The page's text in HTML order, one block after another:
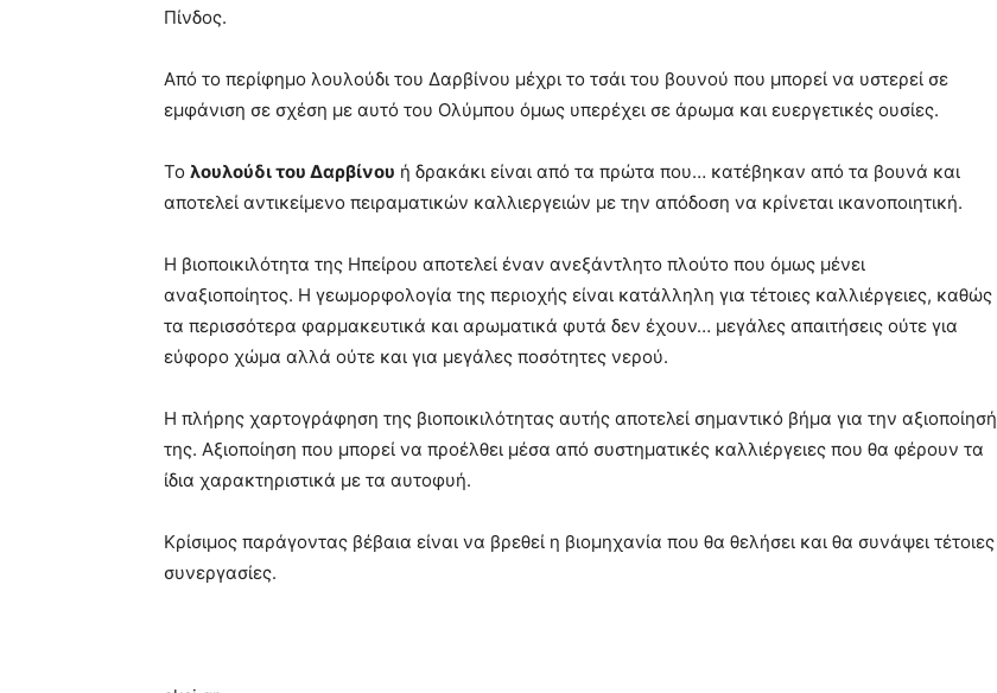
Πίνδος.
Από το περίφημο λουλούδι του Δαρβίνου μέχρι το τσάι του βουνού που μπορεί να υστερεί σε
εμφάνιση σε σχέση με αυτό του Ολύμπου όμως υπερέχει σε άρωμα και ευεργετικές ουσίες.
Το λουλούδι του Δαρβίνου ή δρακάκι είναι από τα πρώτα που… κατέβηκαν από τα βουνά και
αποτελεί αντικείμενο πειραματικών καλλιεργειών με την απόδοση να κρίνεται ικανοποιητική.
Η βιοποικιλότητα της Ηπείρου αποτελεί έναν ανεξάντλητο πλούτο που όμως μένει
αναξιοποίητος. Η γεωμορφολογία της περιοχής είναι κατάλληλη για τέτοιες καλλιέργειες, καθώς
τα περισσότερα φαρμακευτικά και αρωματικά φυτά δεν έχουν… μεγάλες απαιτήσεις ούτε για
εύφορο χώμα αλλά ούτε και για μεγάλες ποσότητες νερού.
Η πλήρης χαρτογράφηση της βιοποικιλότητας αυτής αποτελεί σημαντικό βήμα για την αξιοποίησή
της. Αξιοποίηση που μπορεί να προέλθει μέσα από συστηματικές καλλιέργειες που θα φέρουν τα
ίδια χαρακτηριστικά με τα αυτοφυή.
Κρίσιμος παράγοντας βέβαια είναι να βρεθεί η βιομηχανία που θα θελήσει και θα συνάψει τέτοιες
συνεργασίες.